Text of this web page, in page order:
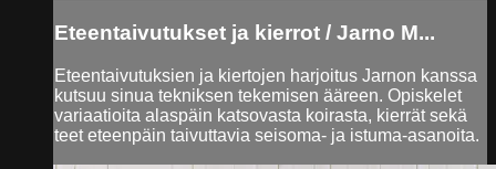
Eteentaivutukset ja kierrot / Jarno M...
Eteentaivutuksien ja kiertojen harjoitus Jarnon kanssa
kutsuu sinua tekniksen tekemisen ääreen. Opiskelet
variaatioita alaspäin katsovasta koirasta, kierrät sekä
teet eteenpäin taivuttavia seisoma- ja istuma-asanoita.